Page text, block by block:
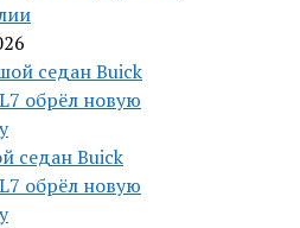
седан Buick
обрёл новую